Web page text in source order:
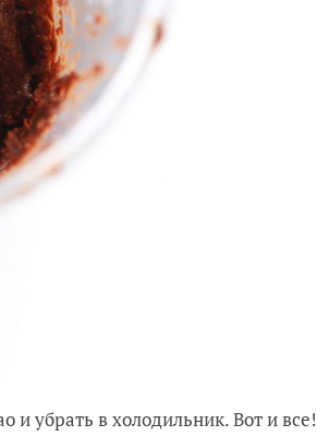
и убрать в холодильник. Вот и все!